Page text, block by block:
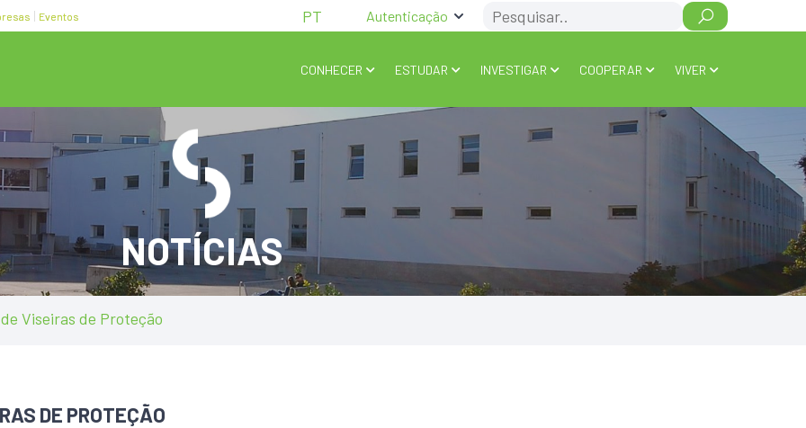
Eventos PT Autenticação Search
CONHECER ESTUDAR INVESTIGAR COOPERAR VIVER
NOTÍCIAS
Viseiras de Proteção
DE PROTEÇÃO